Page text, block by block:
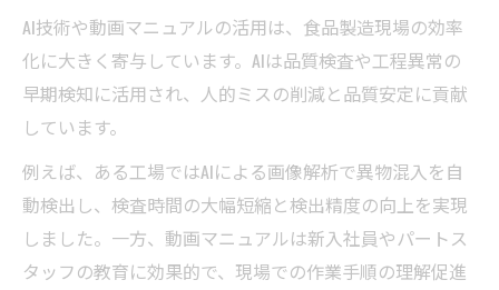
AI技術や動画マニュアルの活用は、食品製造現場の効率
化に大きく寄与しています。AIは品質検査や工程異常の
早期検知に活用され、人的ミスの削減と品質安定に貢献
しています。
例えば、ある工場ではAIによる画像解析で異物混入を自
動検出し、検査時間の大幅短縮と検出精度の向上を実現
しました。一方、動画マニュアルは新入社員やパートス
タッフの教育に効果的で、現場での作業手順の理解促進